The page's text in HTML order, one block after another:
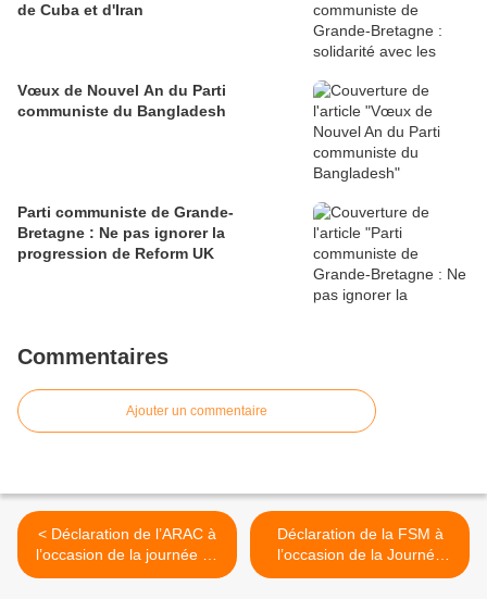
de Cuba et d'Iran
Vœux de Nouvel An du Parti
communiste du Bangladesh
Parti communiste de Grande-
Bretagne : Ne pas ignorer la
progression de Reform UK
Commentaires
Ajouter un commentaire
< Déclaration de l’ARAC à
l’occasion de la journée du
souvenir des victimes et
Déclaration de la FSM à
l’occasion de la Journée
mondiale de la santé >